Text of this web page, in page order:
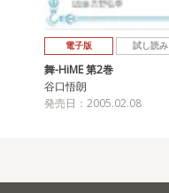
電子版 試し読み
舞-HiME 第2巻
谷口悟朗
発売日：2005.02.08